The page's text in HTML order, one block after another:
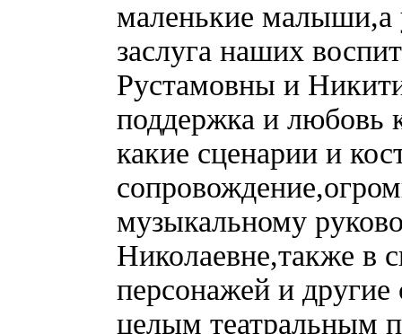
маленькие малыши,а
заслуга наших
Рустамовны и
поддержка и любовь
какие сценарии и
музыкальному
Николаевне,также в
персонажей и другие
целым театральным